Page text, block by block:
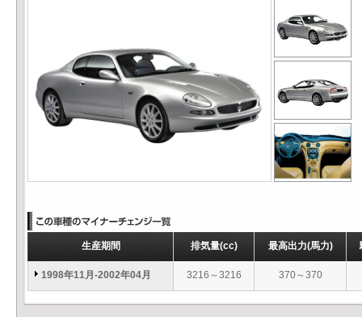
生産期間 排気量(cc) 最高出力(馬力)
1998年11月-2002年04月 3216～3216 370～370